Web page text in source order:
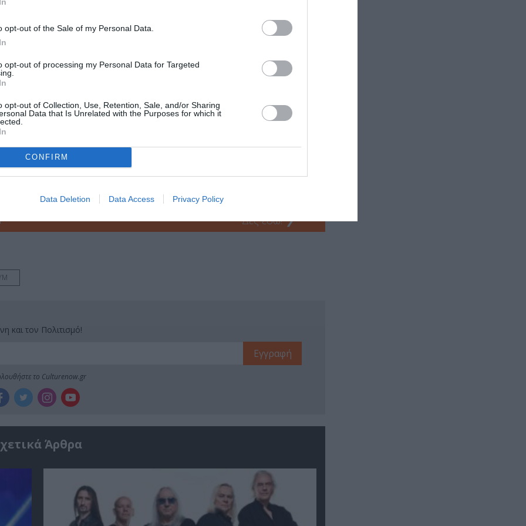
opt-out of the Sale of my Personal Data.
opt-out of processing my Personal Data for Targeted
opt-out of Collection, Use, Retention, Sale, and/or Sharing
Data that Is Unrelated with the Purposes for which it
CONFIRM
Data Deletion Data Access Privacy Policy
Duska
πρώτοι όλες τις ειδήσεις
στο
Δες εδώ!❯
και τον Πολιτισμό!
το Culturenow.gr
Άρθρα